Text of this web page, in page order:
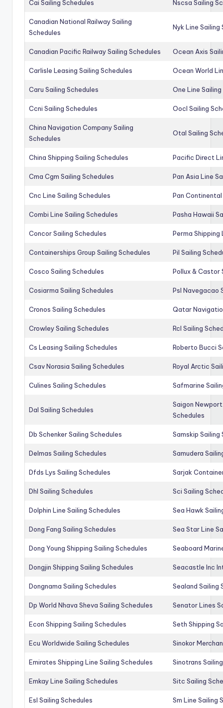
Cai Sailing Schedules Nscsa Sailing
Canadian National Railway Sailing
Schedules
Nyk Line Sailing
Canadian Pacific Railway Sailing Schedules Ocean Axis
Carlisle Leasing Sailing Schedules Ocean World
Caru Sailing Schedules One Line
Ccni Sailing Schedules Oocl Sailing
China Navigation Company Sailing
Schedules
Otal Sailing
China Shipping Sailing Schedules Pacific Direct
Cma Cgm Sailing Schedules Pan Asia Line
Cnc Line Sailing Schedules Pan Continental
Combi Line Sailing Schedules Pasha Hawaii
Concor Sailing Schedules Perma Shipping
Containerships Group Sailing Schedules Pil Sailing
Cosco Sailing Schedules Pollux & Castor
Cosiarma Sailing Schedules Psl Navegacao
Cronos Sailing Schedules Qatar
Crowley Sailing Schedules Rcl Sailing
Cs Leasing Sailing Schedules Roberto Bucci
Csav Norasia Sailing Schedules Royal Arctic
Culines Sailing Schedules Safmarine
Dal Sailing Schedules
Saigon
Schedules
Db Schenker Sailing Schedules Samskip Sailing
Delmas Sailing Schedules Samudera
Dfds Lys Sailing Schedules Sarjak
Dhl Sailing Schedules Sci Sailing
Dolphin Line Sailing Schedules Sea Hawk
Dong Fang Sailing Schedules Sea Star Line
Dong Young Shipping Sailing Schedules Seaboard
Dongjin Shipping Sailing Schedules Seacastle Inc
Dongnama Sailing Schedules Sealand Sailing
Dp World Nhava Sheva Sailing Schedules Senator Lines
Econ Shipping Sailing Schedules Seth Shipping
Ecu Worldwide Sailing Schedules Sinokor
Emirates Shipping Line Sailing Schedules Sinotrans
Emkay Line Sailing Schedules Sitc Sailing
Esl Sailing Schedules Sm Line Sailing